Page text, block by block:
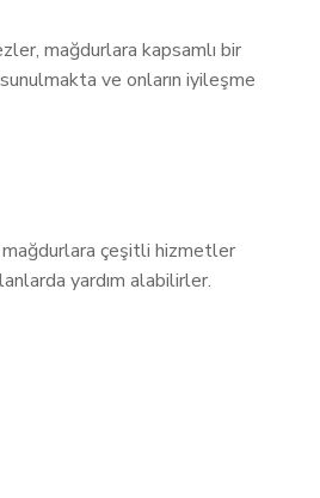
mağdurlara kapsamlı bir
ve onların iyileşme
mağdurlara çeşitli hizmetler
yardım alabilirler.